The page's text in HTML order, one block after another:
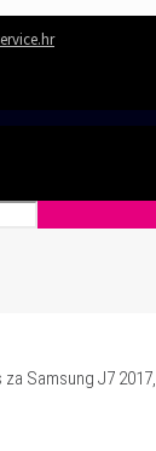
Samsung J7 2017,